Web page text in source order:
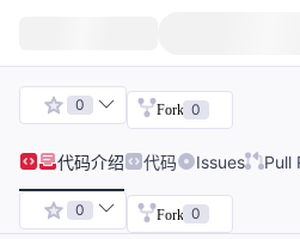
0 Fork 0
代码介绍 代码 Issues Pull
0 Fork 0